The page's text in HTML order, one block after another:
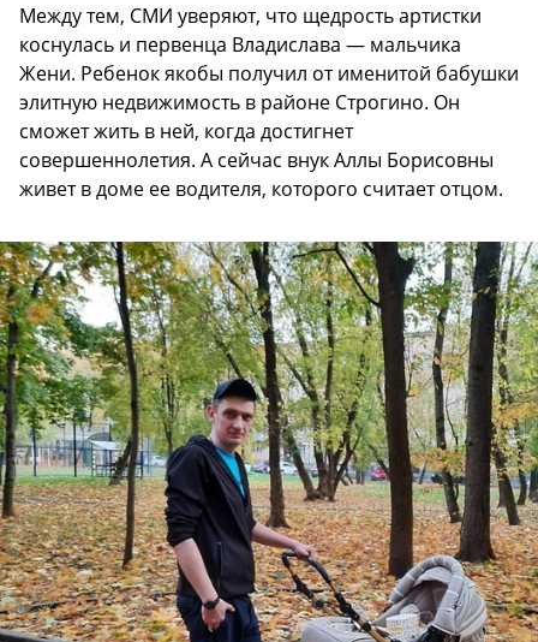
Между тем, СМИ уверяют, что щедрость артистки
коснулась и первенца Владислава — мальчика
Жени. Ребенок якобы получил от именитой бабушки
элитную недвижимость в районе Строгино. Он
сможет жить в ней, когда достигнет
совершеннолетия. А сейчас внук Аллы Борисовны
живет в доме ее водителя, которого считает отцом.